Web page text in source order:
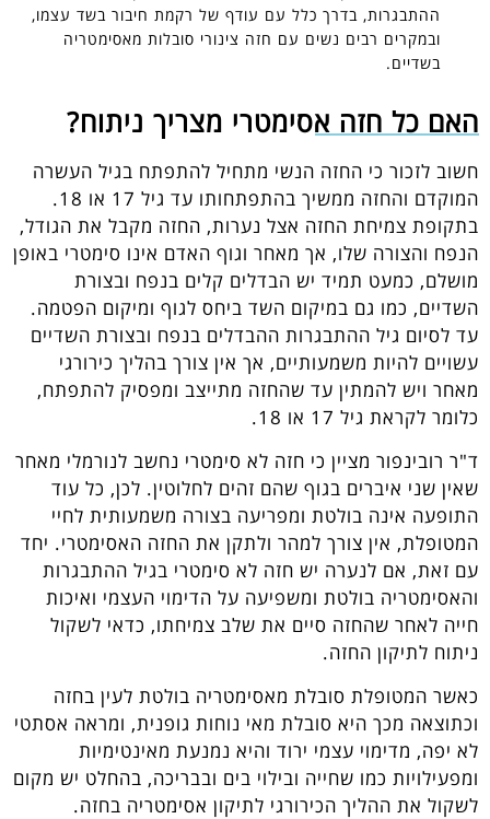
ההתבגרות, בדרך כלל עם עודף של רקמת חיבור בשד עצמו,
ובמקרים רבים נשים עם חזה צינורי סובלות מאסימטריה
בשדיים.
האם כל חזה אסימטרי מצריך ניתוח?
חשוב לזכור כי החזה הנשי מתחיל להתפתח בגיל העשרה
המוקדם והחזה ממשיך בהתפתחותו עד גיל 17 או 18.
בתקופת צמיחת החזה אצל נערות, החזה מקבל את הגודל,
הנפח והצורה שלו, אך מאחר וגוף האדם אינו סימטרי באופן
מושלם, כמעט תמיד יש הבדלים קלים בנפח ובצורת
השדיים, כמו גם במיקום השד ביחס לגוף ומיקום הפטמה.
עד לסיום גיל ההתבגרות ההבדלים בנפח ובצורת השדיים
עשויים להיות משמעותיים, אך אין צורך בהליך כירורגי
מאחר ויש להמתין עד שהחזה מתייצב ומפסיק להתפתח,
כלומר לקראת גיל 17 או 18.
ד"ר רובינפור מציין כי חזה לא סימטרי נחשב לנורמלי מאחר
שאין שני איברים בגוף שהם זהים לחלוטין. לכן, כל עוד
התופעה אינה בולטת ומפריעה בצורה משמעותית לחיי
המטופלת, אין צורך למהר ולתקן את החזה האסימטרי. יחד
עם זאת, אם לנערה יש חזה לא סימטרי בגיל ההתבגרות
והאסימטריה בולטת ומשפיעה על הדימוי העצמי ואיכות
חייה לאחר שהחזה סיים את שלב צמיחתו, כדאי לשקול
ניתוח לתיקון החזה.
כאשר המטופלת סובלת מאסימטריה בולטת לעין בחזה
וכתוצאה מכך היא סובלת מאי נוחות גופנית, ומראה אסתטי
לא יפה, מדימוי עצמי ירוד והיא נמנעת מאינטימיות
ומפעילויות כמו שחייה ובילוי בים ובבריכה, בהחלט יש מקום
לשקול את ההליך הכירורגי לתיקון אסימטריה בחזה.